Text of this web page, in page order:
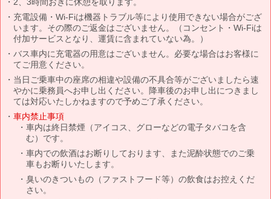
充電設備・Wi-Fiは機器トラブル等により使用できない場合がござ
います。その際のご返金はございません。（コンセント・Wi-Fiは
付加サービスとなり、運賃に含まれていない為。）
バス車内に充電器の用意はございません。必要な場合はお客様に
てご用意ください。
当日ご乗車中の座席の相違や設備の不具合等がございましたら速
やかに乗務員へお申し出ください。降車後のお申し出につきまし
ては対応いたしかねますので予めご了承ください。
車内禁止事項
車内は終日禁煙（アイコス、グローなどの電子タバコを含
む）です。
車内での飲酒はお断りしております、また泥酔状態でのご乗
車もお断りいたします。
臭いのきついもの（ファストフード等）の飲食はお控えくだ
さい。